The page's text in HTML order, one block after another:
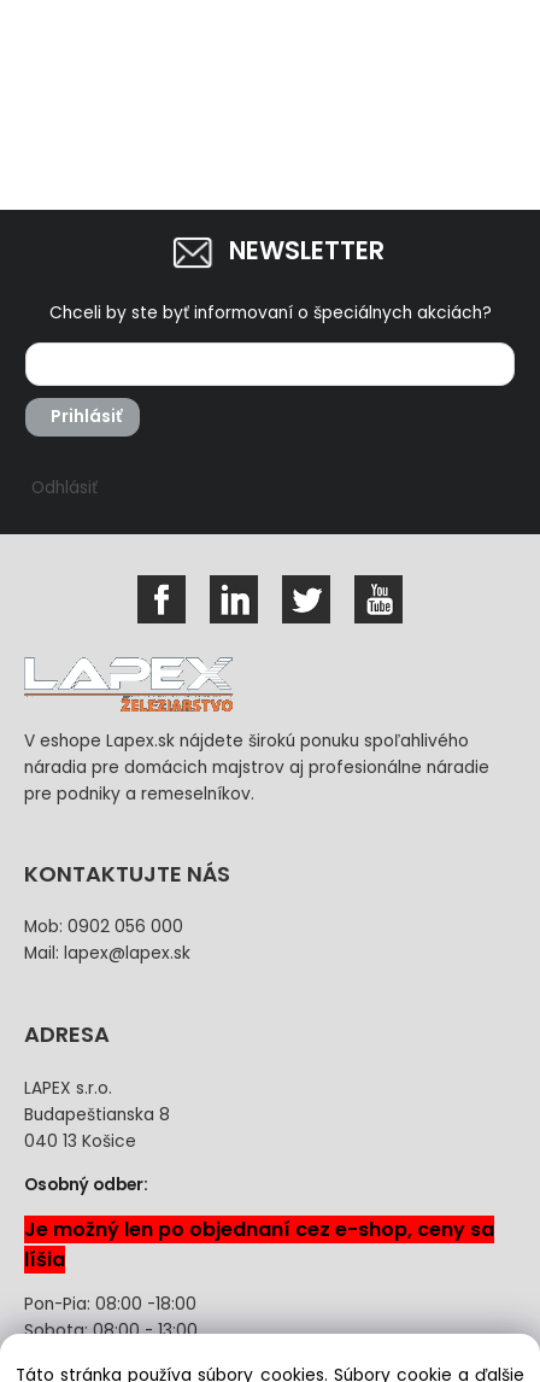
NEWSLETTER
Chceli by ste byť informovaní o špeciálnych akciách?
Prihlásiť
Odhlásiť
V eshope Lapex.sk nájdete širokú ponuku spoľahlivého
náradia pre domácich majstrov aj profesionálne náradie
pre podniky a remeselníkov.
KONTAKTUJTE NÁS
Mob: 0902 056 000
Mail: lapex@lapex.sk
ADRESA
LAPEX s.r.o.
Budapeštianska 8
040 13 Košice
Osobný odber:
Je možný len po objednaní cez e-shop, ceny sa
líšia
Pon-Pia: 08:00 -18:00
Sobota: 08:00 - 13:00
Táto stránka používa súbory cookies. Súbory cookie a ďalšie